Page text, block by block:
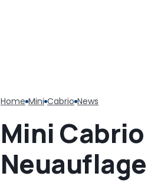
Home Mini Cabrio News
Mini